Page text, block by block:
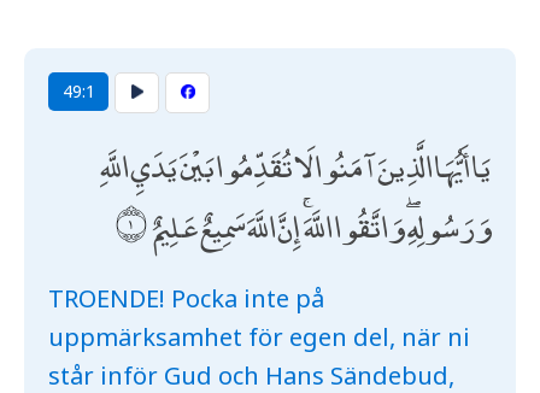
49:1
يَا أَيُّهَا الَّذِينَ آمَنُوا لَا تُقَدِّمُوا بَيْنَ يَدَيِ اللَّهِ
وَرَسُولِهِ ۖ وَاتَّقُوا اللَّهَ ۚ إِنَّ اللَّهَ سَمِيعٌ عَلِيمٌ
TROENDE! Pocka inte på
uppmärksamhet för egen del, när ni
står inför Gud och Hans Sändebud,